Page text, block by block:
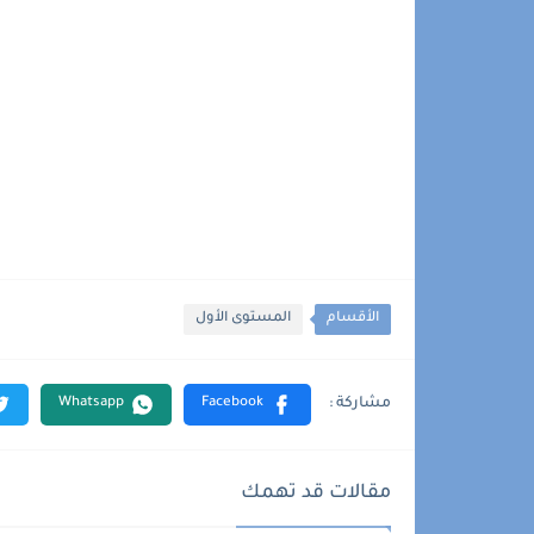
الأقسام المستوى الأول
مقالات قد تهمك